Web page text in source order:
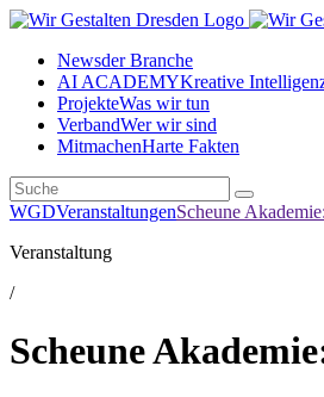
Newsder Branche
AI ACADEMYKreative
ProjekteWas wir tun
VerbandWer wir sind
MitmachenHarte Fakten
WGDVeranstaltungenScheune
Veranstaltung
/
Scheune